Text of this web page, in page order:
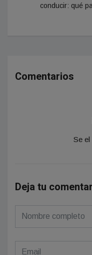
conducir: qué
Comentarios
Se
Deja tu